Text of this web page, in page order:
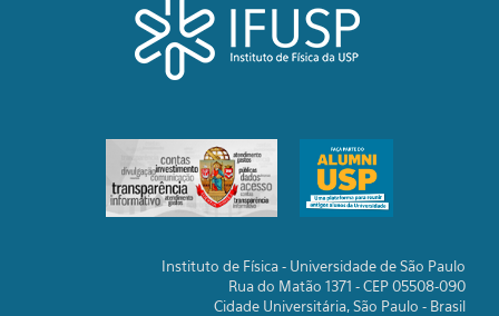
Instituto de Física - Universidade de São Paulo
Rua do Matão 1371 - CEP 05508-090
Cidade Universitária, São Paulo - Brasil